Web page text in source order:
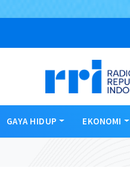
GAYA HIDUP EKONOMI